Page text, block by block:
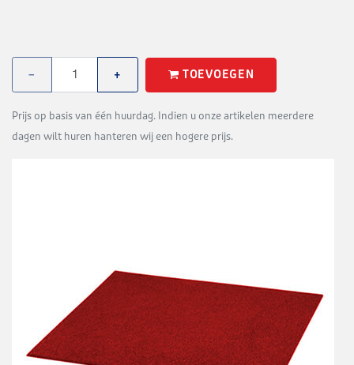
− + TOEVOEGEN
Prijs op basis van één huurdag. Indien u onze artikelen meerdere
dagen wilt huren hanteren wij een hogere prijs.